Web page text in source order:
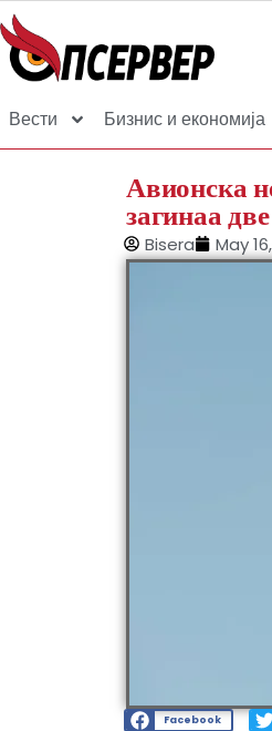
Вести Бизнис и економија
Авионска
загинаа
Bisera May
Facebook